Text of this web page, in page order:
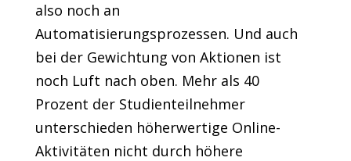
also noch an
Automatisierungsprozessen. Und auch
bei der Gewichtung von Aktionen ist
noch Luft nach oben. Mehr als 40
Prozent der Studienteilnehmer
unterschieden höherwertige Online-
Aktivitäten nicht durch höhere